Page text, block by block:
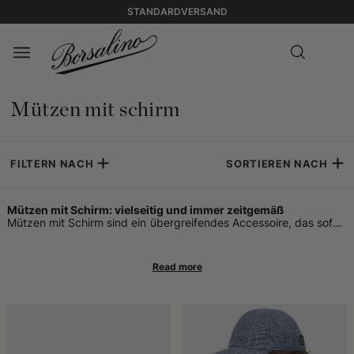
STANDARDVERSAND
Mützen mit schirm
FILTERN NACH SORTIEREN NACH
Mützen mit Schirm: vielseitig und immer zeitgemäß
Mützen mit Schirm sind ein übergreifendes Accessoire, das sofort
Ob als alltägliche Gewohnheit vor dem Verlassen des Hauses
oder als bewusste Wahl zur Ergänzung eines Looks – diese
und keinem festen Kontext an: Sie eignen sich sowohl für aktive
Tage als auch für entspannte Momente, in der Stadt ebenso wie